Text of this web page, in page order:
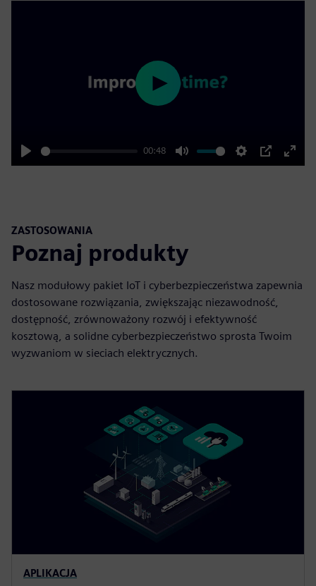
Play
00:48
Mute Settings
PIP
Enter
Play
ZASTOSOWANIA
Poznaj produkty
Nasz modułowy pakiet IoT i cyberbezpieczeństwa zapewnia
dostosowane rozwiązania, zwiększając niezawodność,
dostępność, zrównoważony rozwój i efektywność
kosztową, a solidne cyberbezpieczeństwo sprosta Twoim
wyzwaniom w sieciach elektrycznych.
APLIKACJA